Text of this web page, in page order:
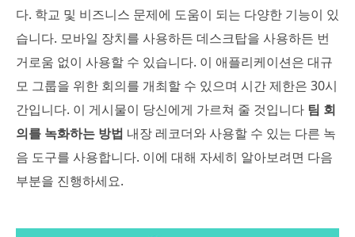
다. 학교 및 비즈니스 문제에 도움이 되는 다양한 기능이 있
습니다. 모바일 장치를 사용하든 데스크탑을 사용하든 번
거로움 없이 사용할 수 있습니다. 이 애플리케이션은 대규
모 그룹을 위한 회의를 개최할 수 있으며 시간 제한은 30시
간입니다. 이 게시물이 당신에게 가르쳐 줄 것입니다 팀 회
의를 녹화하는 방법 내장 레코더와 사용할 수 있는 다른 녹
음 도구를 사용합니다. 이에 대해 자세히 알아보려면 다음
부분을 진행하세요.